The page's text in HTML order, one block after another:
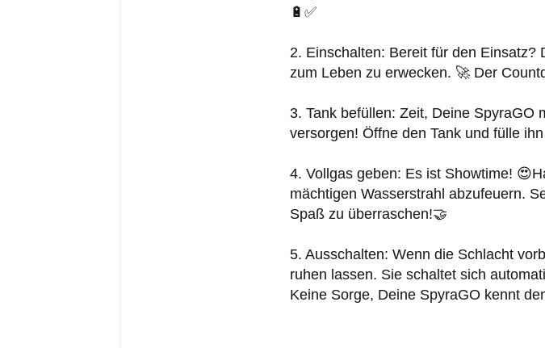
🔋✅
2. Einschalten: Bereit für den Einsatz?
zum Leben zu erwecken. 🚀 Der
3. Tank befüllen: Zeit, Deine SpyraGO
versorgen! Öffne den Tank und fülle
4. Vollgas geben: Es ist Showtime!
mächtigen Wasserstrahl abzufeuern.
Spaß zu überraschen!🤝
5. Ausschalten: Wenn die Schlacht
ruhen lassen. Sie schaltet sich
Keine Sorge, Deine SpyraGO kennt